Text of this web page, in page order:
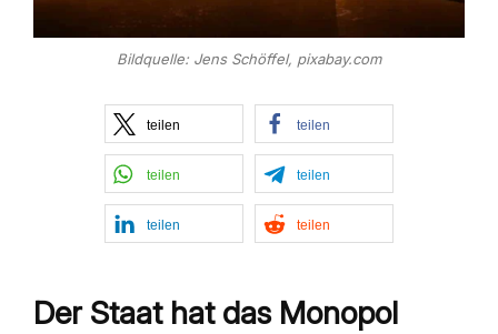
Bildquelle: Jens Schöffel, pixabay.com
teilen teilen
teilen teilen
teilen teilen
Der Staat hat das Monopol